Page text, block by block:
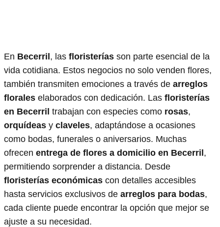
En Becerril, las floristerías son parte esencial de la
vida cotidiana. Estos negocios no solo venden flores,
también transmiten emociones a través de arreglos
florales elaborados con dedicación. Las floristerías
en Becerril trabajan con especies como rosas,
orquídeas y claveles, adaptándose a ocasiones
como bodas, funerales o aniversarios. Muchas
ofrecen entrega de flores a domicilio en Becerril,
permitiendo sorprender a distancia. Desde
floristerías económicas con detalles accesibles
hasta servicios exclusivos de arreglos para bodas,
cada cliente puede encontrar la opción que mejor se
ajuste a su necesidad.